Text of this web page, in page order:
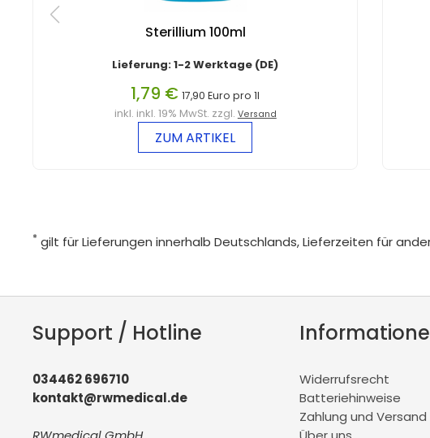
Sterillium 100ml
Lieferung: 1-2 Werktage (DE)
1,79 € 17,90 Euro pro 1l
inkl. inkl. 19% MwSt. zzgl. Versand
ZUM ARTIKEL
* gilt für Lieferungen innerhalb Deutschlands, Lieferzeiten für
Support / Hotline
034462 696710
kontakt@rwmedical.de
Widerrufsrecht
Batteriehinweise
Zahlung und Versand